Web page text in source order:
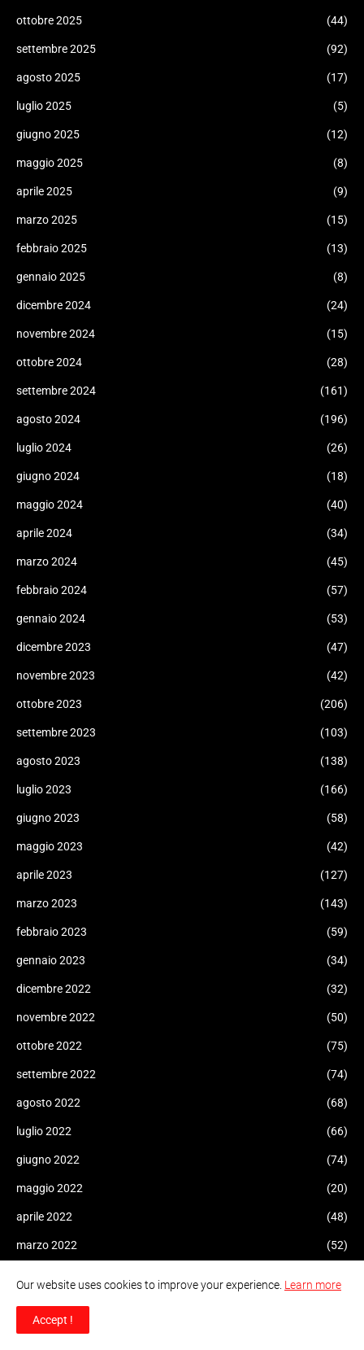
ottobre 2025 (44)
settembre 2025 (92)
agosto 2025 (17)
luglio 2025 (5)
giugno 2025 (12)
maggio 2025 (8)
aprile 2025 (9)
marzo 2025 (15)
febbraio 2025 (13)
gennaio 2025 (8)
dicembre 2024 (24)
novembre 2024 (15)
ottobre 2024 (28)
settembre 2024 (161)
agosto 2024 (196)
luglio 2024 (26)
giugno 2024 (18)
maggio 2024 (40)
aprile 2024 (34)
marzo 2024 (45)
febbraio 2024 (57)
gennaio 2024 (53)
dicembre 2023 (47)
novembre 2023 (42)
ottobre 2023 (206)
settembre 2023 (103)
agosto 2023 (138)
luglio 2023 (166)
giugno 2023 (58)
maggio 2023 (42)
aprile 2023 (127)
marzo 2023 (143)
febbraio 2023 (59)
gennaio 2023 (34)
dicembre 2022 (32)
novembre 2022 (50)
ottobre 2022 (75)
settembre 2022 (74)
agosto 2022 (68)
luglio 2022 (66)
giugno 2022 (74)
maggio 2022 (20)
aprile 2022 (48)
marzo 2022 (52)
dicembre 2021
Our website uses cookies to improve your experience. Learn more
Accept !